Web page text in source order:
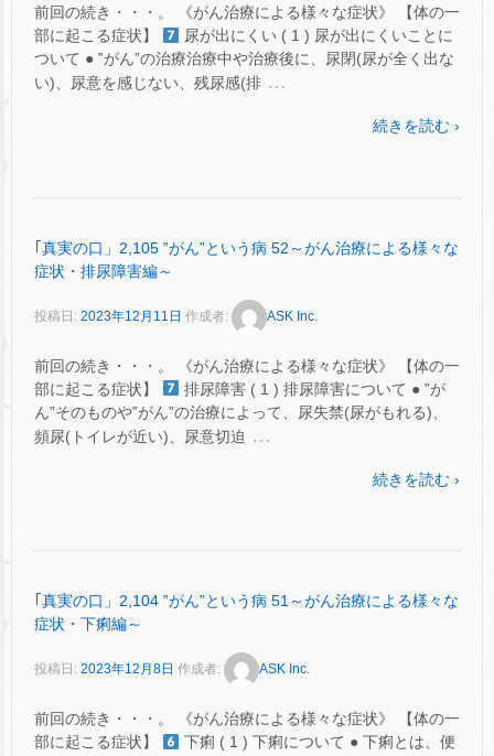
前回の続き・・・。 《がん治療による様々な症状》 【体の一
部に起こる症状】
尿が出にくい ( 1 ) 尿が出にくいことに
ついて ● ‟がん”の治療治療中や治療後に、尿閉(尿が全く出な
い)、尿意を感じない、残尿感(排 …
続きを読む ›
｢真実の口」2,105 ‟がん”という病 52～がん治療による様々な
症状・排尿障害編～
投稿日: 2023年12月11日 作成者: ASK Inc.
前回の続き・・・。 《がん治療による様々な症状》 【体の一
部に起こる症状】
排尿障害 ( 1 ) 排尿障害について ● ‟が
ん”そのものや‟がん”の治療によって、尿失禁(尿がもれる)、
頻尿(トイレが近い)、尿意切迫 …
続きを読む ›
｢真実の口」2,104 ‟がん”という病 51～がん治療による様々な
症状・下痢編～
投稿日: 2023年12月8日 作成者: ASK Inc.
前回の続き・・・。 《がん治療による様々な症状》 【体の一
部に起こる症状】
下痢 ( 1 ) 下痢について ● 下痢とは、便